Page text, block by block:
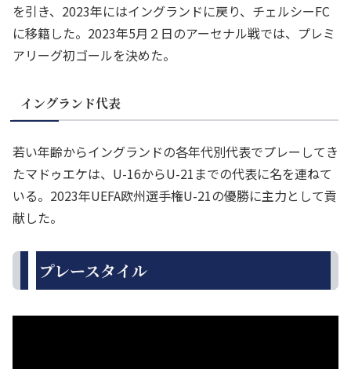
を引き、2023年にはイングランドに戻り、チェルシーFC
に移籍した。2023年5月２日のアーセナル戦では、プレミ
アリーグ初ゴールを決めた。
イングランド代表
若い年齢からイングランドの各年代別代表でプレーしてき
たマドゥエケは、U-16からU-21までの代表に名を連ねて
いる。2023年UEFA欧州選手権U-21の優勝に主力として貢
献した。
プレースタイル